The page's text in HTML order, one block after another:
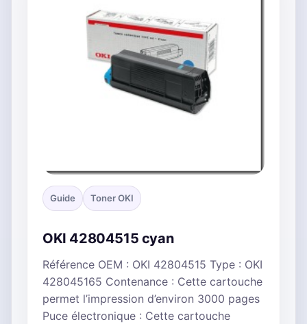
Guide Toner OKI
OKI 42804515 cyan
Référence OEM : OKI 42804515 Type : OKI
428045165 Contenance : Cette cartouche
permet l’impression d’environ 3000 pages
Puce électronique : Cette cartouche